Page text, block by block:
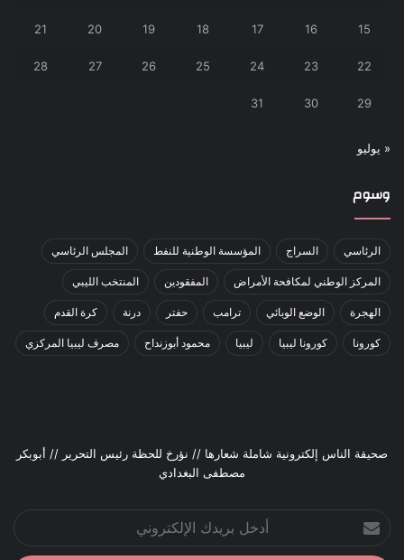
15
16
17
18
19
20
21
22
23
24
25
26
27
28
29
30
31
« يوليو
وسوم
الرئاسي السراج المؤسسة الوطنية للنفط المجلس الرئاسي
المركز الوطني لمكافحة الأمراض المفقودين المنتخب الليبي
الهجرة الوضع الوبائي ترامب حفتر درنة كرة القدم
كورونا كورونا ليبيا ليبيا محمود أبوزنداح مصرف ليبيا المركزي
صحيقة الناس إلكترونية شاملة شعارها // نؤرخ للحظة رئيس التحرير // أبوبكر
مصطفى البغدادي
أدخل
بريدك
الإلكتروني